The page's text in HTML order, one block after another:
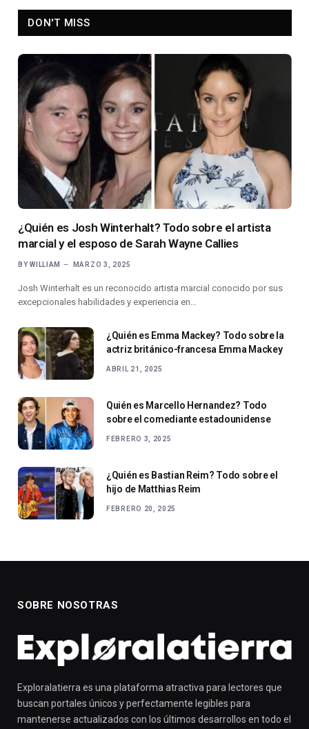
DON'T MISS
¿Quién es Josh Winterhalt? Todo sobre el artista
marcial y el esposo de Sarah Wayne Callies
BY WILLIAM MARZO 3, 2025
Josh Winterhalt es un reconocido artista marcial conocido por sus
excepcionales habilidades y experiencia en…
¿Quién es Emma Mackey? Todo sobre la
actriz británico-francesa Emma Mackey
ABRIL 21, 2025
Quién es Marcello Hernandez? Todo
sobre el comediante estadounidense
FEBRERO 3, 2025
¿Quién es Bastian Reim? Todo sobre el
hijo de Matthias Reim
FEBRERO 20, 2025
SOBRE NOSOTRAS
Exploralatierra es una plataforma atractiva para lectores que
buscan portales únicos y perfectamente legibles para
mantenerse actualizados con los últimos desarrollos en todo el